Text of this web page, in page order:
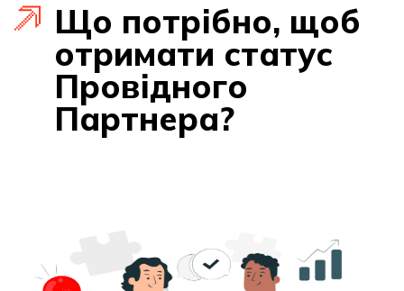
Що потрібно, щоб
отримати статус
Провідного
Партнера?